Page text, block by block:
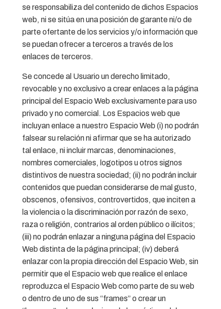
se responsabiliza del contenido de dichos Espacios
web, ni se sitúa en una posición de garante ni/o de
parte ofertante de los servicios y/o información que
se puedan ofrecer a terceros a través de los
enlaces de terceros.
Se concede al Usuario un derecho limitado,
revocable y no exclusivo a crear enlaces a la página
principal del Espacio Web exclusivamente para uso
privado y no comercial. Los Espacios web que
incluyan enlace a nuestro Espacio Web (i) no podrán
falsear su relación ni afirmar que se ha autorizado
tal enlace, ni incluir marcas, denominaciones,
nombres comerciales, logotipos u otros signos
distintivos de nuestra sociedad; (ii) no podrán incluir
contenidos que puedan considerarse de mal gusto,
obscenos, ofensivos, controvertidos, que inciten a
la violencia o la discriminación por razón de sexo,
raza o religión, contrarios al orden público o ilícitos;
(iii) no podrán enlazar a ninguna página del Espacio
Web distinta de la página principal; (iv) deberá
enlazar con la propia dirección del Espacio Web, sin
permitir que el Espacio web que realice el enlace
reproduzca el Espacio Web como parte de su web
o dentro de uno de sus “frames” o crear un